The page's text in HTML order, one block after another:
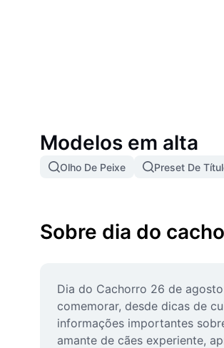
Modelos em alta
Olho De Peixe Preset De
Sobre dia do
Dia do Cachorro 26 de
comemorar, desde dicas de
informações importantes
amante de cães experiente,